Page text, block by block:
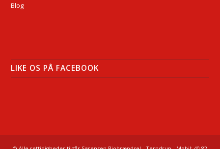
Blog
LIKE OS PÅ FACEBOOK